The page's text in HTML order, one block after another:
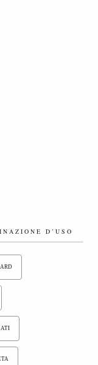
D’USO